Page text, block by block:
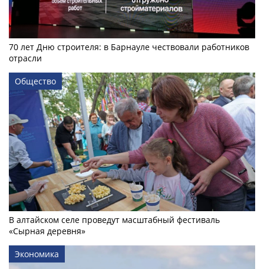
70 лет Дню строителя: в Барнауле чествовали работников
отрасли
Общество
В алтайском селе проведут масштабный фестиваль
«Сырная деревня»
Экономика